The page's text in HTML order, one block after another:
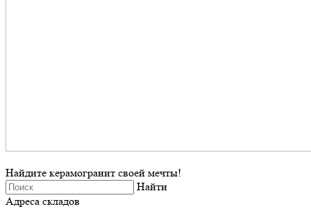
Найдите керамогранит своей мечты!
Найти
Адреса складов